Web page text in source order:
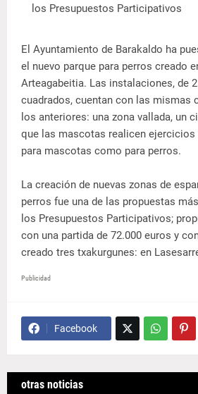
los Presupuestos Participativos
El Ayuntamiento de Barakaldo ha
el nuevo parque para perros creado
Arteagabeitia. Las instalaciones, de
cuadrados, cuentan con las mismas
los anteriores: una zona vallada, un
que las mascotas realicen ejercicios
para mascotas como para perros.
La creación de nuevas zonas de
perros fue una de las propuestas
los Presupuestos Participativos;
con una partida de 72.000 euros y
creado tres txakurgunes: en
Publicidad
Facebook
otras noticias